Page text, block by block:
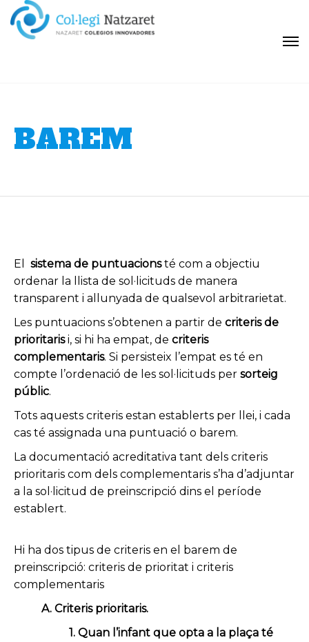
BAREM
El sistema de puntuacionsté com a objectiu
ordenar la llista de sol·licituds de manera
transparent i allunyada de qualsevol arbitrarietat.
Les puntuacions s’obtenen a partir de criteris de
prioritaris i, si hi ha empat, de criteris
complementaris. Si persisteix l’empat es té en
compte l’ordenació de les sol·licituds per sorteig
públic.
Tots aquests criteris estan establerts per llei, i cada
cas té assignada una puntuació o barem.
La documentació acreditativa tant dels criteris
prioritaris com dels complementaris s’ha d’adjuntar
a la sol·licitud de preinscripció dins el període
establert.
Hi ha dos tipus de criteris en el barem de
preinscripció: criteris de prioritat i criteris
complementaris
A. Criteris prioritaris.
1. Quan l’infant que opta a la plaça té